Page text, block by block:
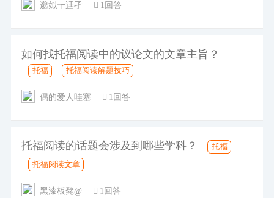
邈姒┮迋孑 1回答
如何找托福阅读中的议论文的文章主旨？
托福 托福阅读解题技巧
偶的爱人哇塞 1回答
托福阅读的话题会涉及到哪些学科？
托福
托福阅读文章
黑漆板凳@ 1回答